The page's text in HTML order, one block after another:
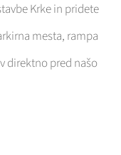
Krke in pridete
mesta, rampa
direktno pred našo